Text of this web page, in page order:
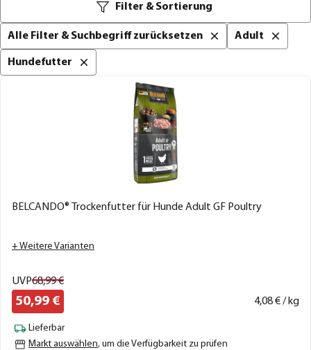
Filter & Sortierung
Alle Filter & Suchbegriff zurücksetzen Adult
Hundefutter
BELCANDO® Trockenfutter für Hunde Adult GF Poultry
+ Weitere Varianten
UVP68,99€
50,99 € 4,08€ / kg
Lieferbar
Markt auswählen, um die Verfügbarkeit zu prüfen